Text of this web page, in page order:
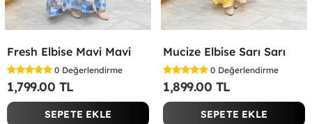
Fresh Elbise Mavi Mavi
0 Değerlendirme
1,799.00 TL
SEPETE EKLE
Mucize Elbise Sarı Sarı
0 Değerlendirme
1,899.00 TL
SEPETE EKLE